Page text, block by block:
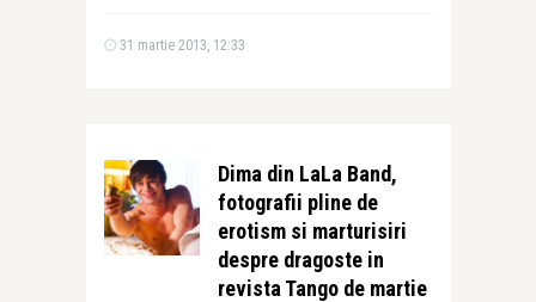
31 martie 2013, 12:33
Dima din LaLa Band,
fotografii pline de
erotism si marturisiri
despre dragoste in
revista Tango de martie